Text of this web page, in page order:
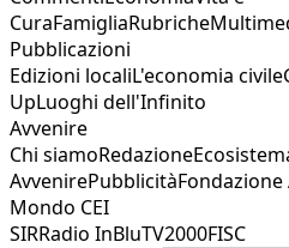
CuraFamigliaRubriche
Pubblicazioni
Edizioni localiL'economia civile
UpLuoghi dell'Infinito
Avvenire
Chi siamoRedazione
AvvenirePubblicitàFondazione
Mondo CEI
SIRRadio InBluTV2000FISC